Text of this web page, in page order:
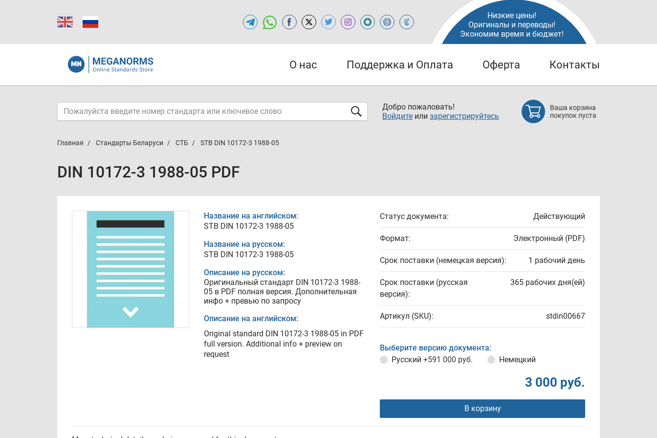
Низкие цены!
Оригиналы и переводы!
Экономим время и бюджет!
О нас Поддержка и Оплата Оферта Контакты
Добро пожаловать!
Войдите или зарегистрируйтесь
Ваша корзина
покупок пуста
Главная Стандарты Беларуси СТБ STB DIN 10172-3 1988-05
DIN 10172-3 1988-05 PDF
Название на английском:
STB DIN 10172-3 1988-05
Название на русском:
STB DIN 10172-3 1988-05
Описание на русском:
Оригинальный стандарт DIN 10172-3 1988-
05 в PDF полная версия. Дополнительная
инфо + превью по запросу
Описание на английском:
Original standard DIN 10172-3 1988-05 in PDF
full version. Additional info + preview on
request
Статус документа: Действующий
Формат: Электронный (PDF)
Срок поставки (немецкая версия): 1 рабочий день
Срок поставки (русская
версия):
365 рабочих дня(ей)
Артикул (SKU): stdin00667
Выберите версию документа:
Русский +591 000 руб. Немецкий
3 000 руб.
В корзину